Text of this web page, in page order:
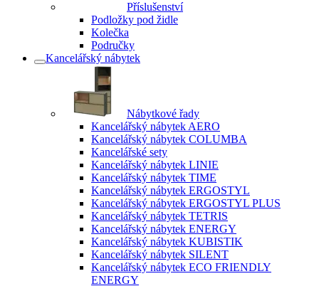
Příslušenství
Podložky pod židle
Kolečka
Područky
Kancelářský nábytek
Nábytkové řady
Kancelářský nábytek AERO
Kancelářský nábytek COLUMBA
Kancelářské sety
Kancelářský nábytek LINIE
Kancelářský nábytek TIME
Kancelářský nábytek ERGOSTYL
Kancelářský nábytek ERGOSTYL PLUS
Kancelářský nábytek TETRIS
Kancelářský nábytek ENERGY
Kancelářský nábytek KUBISTIK
Kancelářský nábytek SILENT
Kancelářský nábytek ECO FRIENDLY
ENERGY